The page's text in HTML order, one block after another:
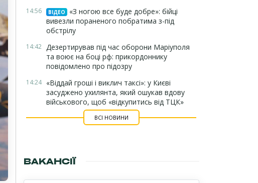
14:56 ВІДЕО
«З ногою все буде добре»: бійці
вивезли пораненого побратима з-під
обстрілу
14:42 Дезертирував під час оборони Маріуполя
та воює на боці рф: прикордоннику
повідомлено про підозру
14:24 «Віддай гроші і виклич таксі»: у Києві
засуджено ухилянта, який ошукав вдову
військового, щоб «відкупитись від ТЦК»
ВСІ НОВИНИ
ВАКАНСІЇ